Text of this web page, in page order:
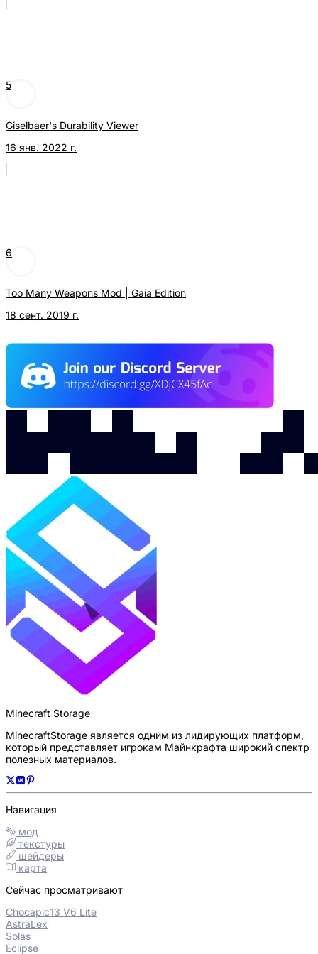
5
Giselbaer's Durability Viewer
16 янв. 2022 г.
6
Too Many Weapons Mod | Gaia Edition
18 сент. 2019 г.
Minecraft Storage
MinecraftStorage является одним из лидирующих платформ,
который представляет игрокам Майнкрафта широкий спектр
полезных материалов.
Навигация
мод
текстуры
шейдеры
карта
Сейчас просматривают
Chocapic13 V6 Lite
AstraLex
Solas
Eclipse